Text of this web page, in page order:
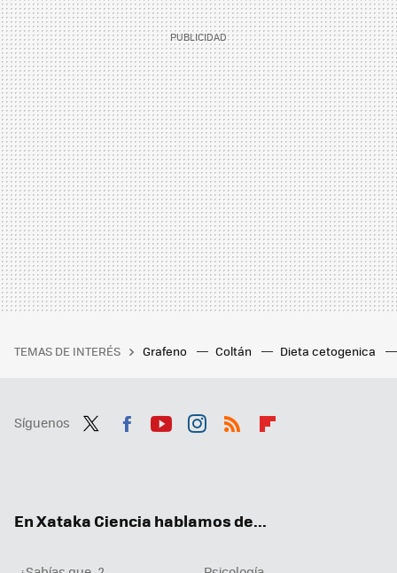
TEMAS DE INTERÉS Grafeno Coltán Dieta cetogenica
Síguenos
En Xataka Ciencia hablamos de...